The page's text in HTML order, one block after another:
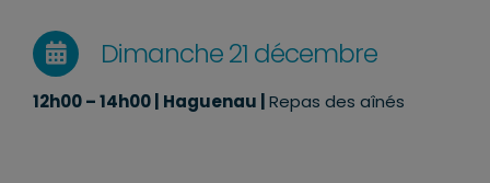
Dimanche 21 décembre
12h00 – 14h00 | Haguenau | Repas des aînés